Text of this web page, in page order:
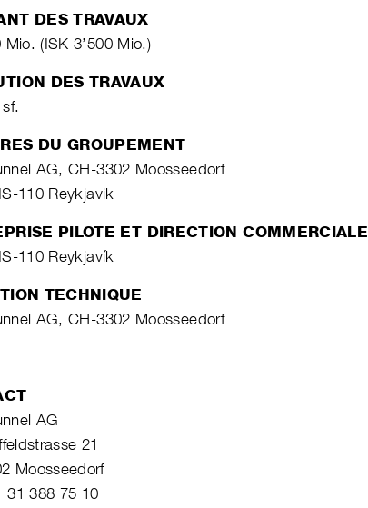
DES TRAVAUX
Mio. (ISK 3’500 Mio.)
DES TRAVAUX
DU GROUPEMENT
AG, CH-3302 Moosseedorf
110 Reykjavik
PILOTE ET DIRECTION COMMERCIALE
110 Reykjavík
TECHNIQUE
AG, CH-3302 Moosseedorf
AG
21
Moosseedorf
31 388 75 10